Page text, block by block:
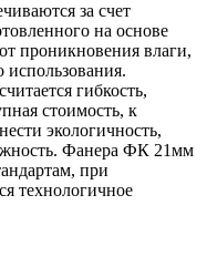
за счет
на основе
проникновения влаги,
использования.
гибкость,
стоимость, к
экологичность,
Фанера ФК 21мм
при
технологичное